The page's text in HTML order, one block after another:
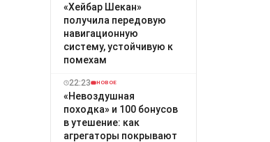
«Хейбар Шекан»
получила передовую
навигационную
систему, устойчивую к
помехам
22:23 НОВОЕ
«Невоздушная
походка» и 100 бонусов
в утешение: как
агрегаторы покрывают